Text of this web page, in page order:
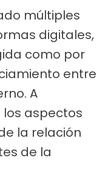
múltiples
digitales,
como por
entre
A
aspectos
la relación
de la